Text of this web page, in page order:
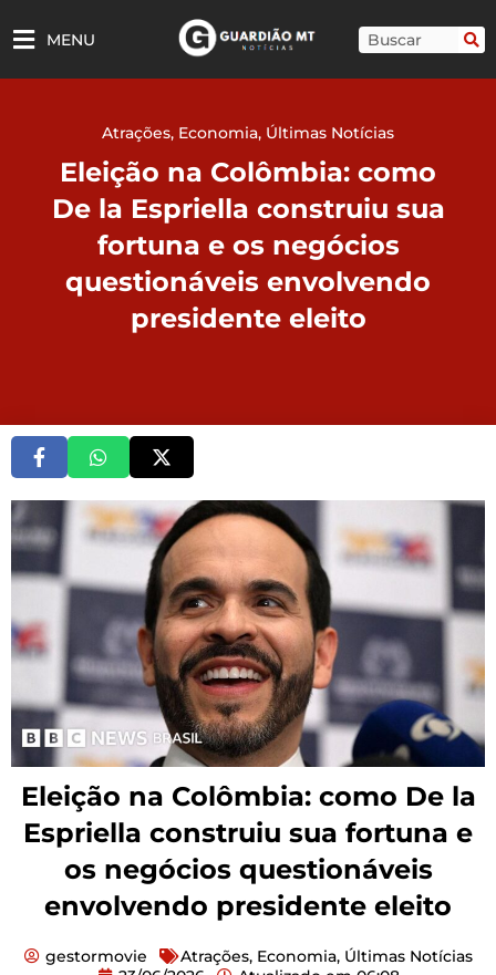
para
MENU Pesquisar
Atrações, Economia, Últimas Notícias
Eleição na Colômbia: como
De la Espriella construiu sua
fortuna e os negócios
questionáveis envolvendo
presidente eleito
Eleição na Colômbia: como De la
Espriella construiu sua fortuna e
os negócios questionáveis
envolvendo presidente eleito
gestormovie Atrações, Economia, Últimas Notícias